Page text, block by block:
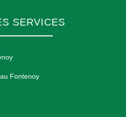
SERVICES
Fontenoy